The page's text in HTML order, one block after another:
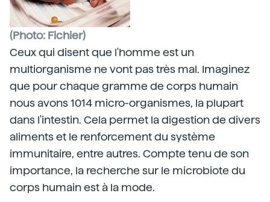
(Photo: Fichier)
Ceux qui disent que l'homme est un
multiorganisme ne vont pas très mal. Imaginez
que pour chaque gramme de corps humain
nous avons 1014 micro-organismes, la plupart
dans l'intestin. Cela permet la digestion de divers
aliments et le renforcement du système
immunitaire, entre autres. Compte tenu de son
importance, la recherche sur le microbiote du
corps humain est à la mode.